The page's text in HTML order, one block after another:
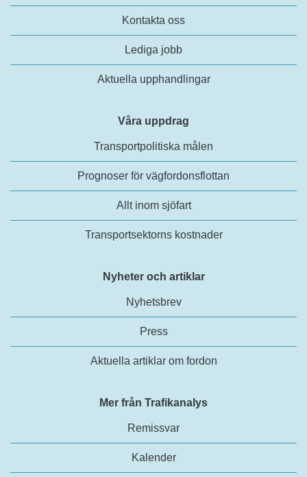
Kontakta oss
Lediga jobb
Aktuella upphandlingar
Våra uppdrag
Transportpolitiska målen
Prognoser för vägfordonsflottan
Allt inom sjöfart
Transportsektorns kostnader
Nyheter och artiklar
Nyhetsbrev
Press
Aktuella artiklar om fordon
Mer från Trafikanalys
Remissvar
Kalender